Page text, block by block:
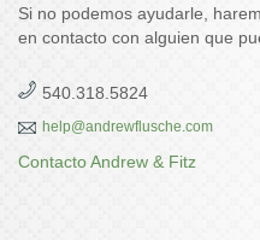
Si no podemos ayudarle,
en contacto con alguien que
540.318.5824
help@andrewflusche.com
Contacto Andrew & Fitz